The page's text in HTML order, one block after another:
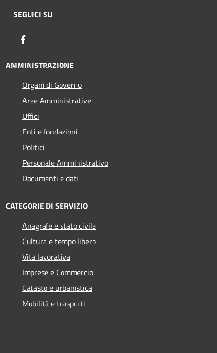
SEGUICI SU
AMMINISTRAZIONE
Organi di Governo
Aree Amministrative
Uffici
Enti e fondazioni
Politici
Personale Amministrativo
Documenti e dati
CATEGORIE DI SERVIZIO
Anagrafe e stato civile
Cultura e tempo libero
Vita lavorativa
Imprese e Commercio
Catasto e urbanistica
Mobilità e trasporti